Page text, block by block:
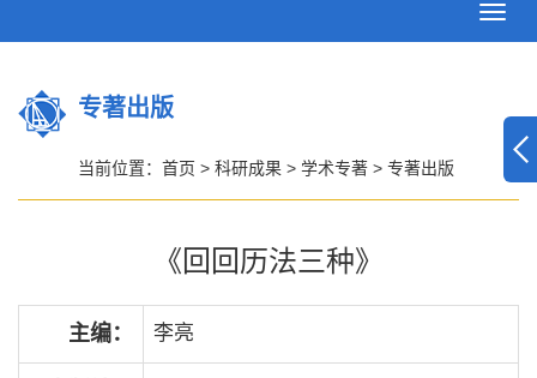
专著出版
当前位置： 首页 > 科研成果 > 学术专著 > 专著出版
《回回历法三种》
主编： 李亮